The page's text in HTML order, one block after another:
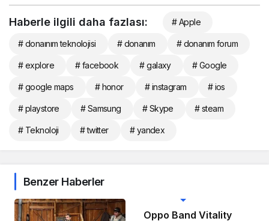
Haberle ilgili daha fazlası: # Apple
# donaınım teknolojisi # donanım # donanım forum
# explore # facebook # galaxy # Google
# google maps # honor # instagram # ios
# playstore # Samsung # Skype # steam
# Teknoloji # twitter # yandex
Benzer Haberler
Oppo Band Vitality